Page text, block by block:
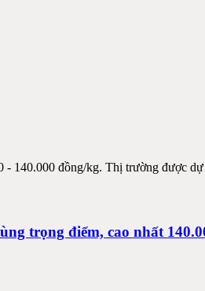
140.000 đồng/kg. Thị trường được
trọng điểm, cao nhất